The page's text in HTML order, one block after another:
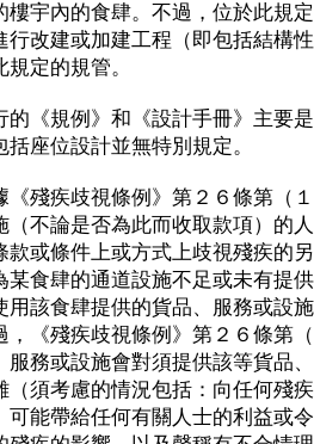
樓宇內的食肆。不過，位於此規
行改建或加建工程（即包括結構
定的規管。
規例》和《設計手冊》主要是
括座位設計並無特別規定。
疾歧視條例》第２６條第（１
（不論是否為此而收取款項）的
款或條件上或方式上歧視殘疾的
某食肆的通道設施不足或未有提
用該食肆提供的貨品、服務或設
，《殘疾歧視條例》第２６條第
服務或設施會對須提供該等貨品
（須考慮的情況包括：向任何殘
可能帶給任何有關人士的利益或